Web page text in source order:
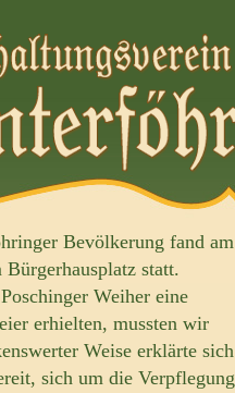
Bevölkerung fand am
statt.
Weiher eine
erhielten, mussten wir
Weise erklärte sich
sich um die Verpflegung